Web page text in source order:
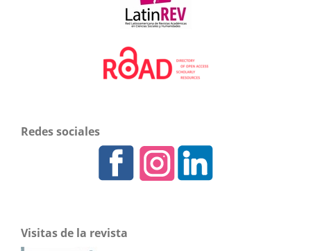
Redes sociales
Visitas de la revista